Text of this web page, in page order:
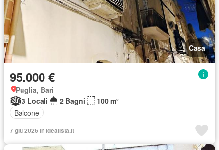
Casa
95.000 €
Puglia, Bari
3 Locali
2 Bagni
100 m²
Balcone
7 giu 2026 in idealista.it